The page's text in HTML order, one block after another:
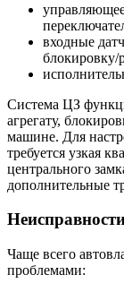
входные
блокировку/
Система ЦЗ
агрегату,
машине. Для
требуется узкая
центрального
дополнительные
Чаще всего
проблемами: